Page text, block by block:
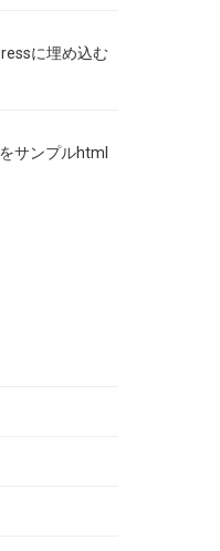
に埋め込む
サンプルhtml